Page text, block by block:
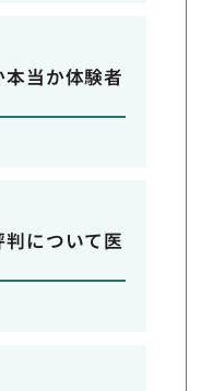
当か体験者
について医